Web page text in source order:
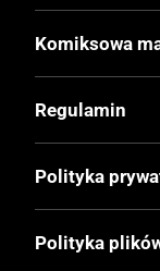
Komiksowa
Regulamin
Polityka
Polityka